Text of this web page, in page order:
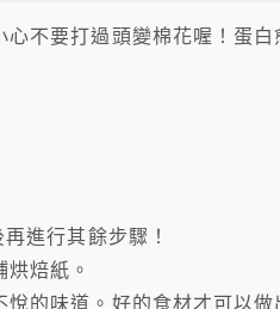
不要打過頭變棉花喔！蛋白
進行其餘步驟！
焙紙。
的味道。好的食材才可以做